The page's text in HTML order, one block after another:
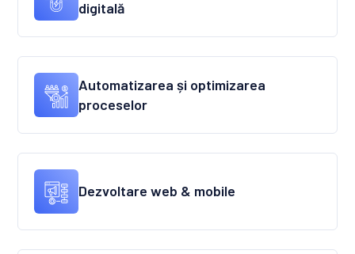
digitală
Automatizarea și optimizarea
proceselor
Dezvoltare web & mobile